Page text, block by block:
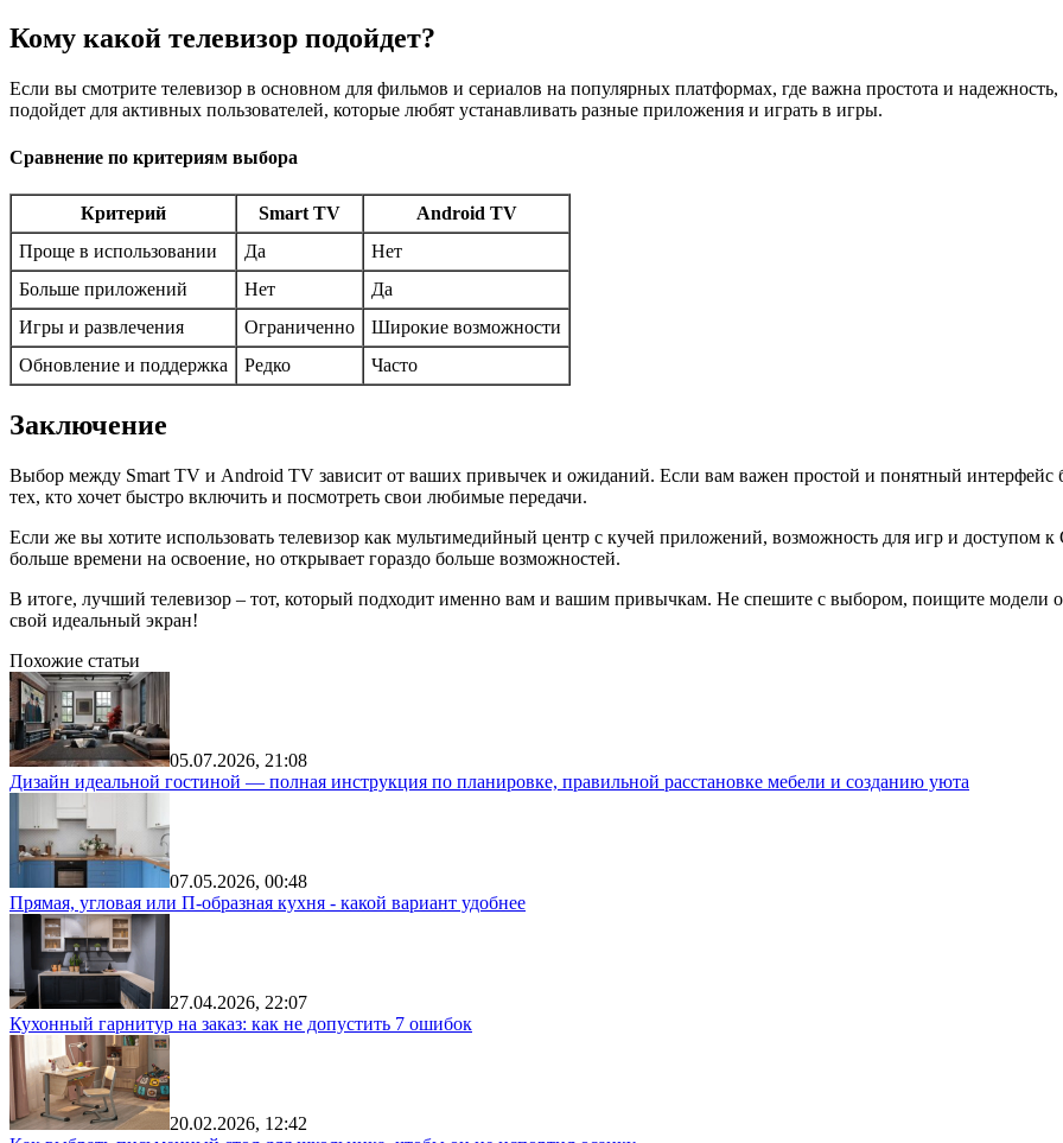
Кому какой телевизор подойдет?
Если вы смотрите телевизор в основном для фильмов и сериалов на популярных платформах, где важна простота и
подойдет для активных пользователей, которые любят устанавливать разные приложения и играть в игры.
Сравнение по критериям выбора
Критерий Smart TV
Android TV
Проще в использовании
Да
Нет
Больше приложений
Нет
Да
Игры и развлечения
Ограниченно
Широкие возможности
Обновление и поддержка
Редко Часто
Заключение
Выбор между Smart TV и Android TV зависит от ваших привычек и ожиданий. Если вам важен простой и понятный интерфейс
тех, кто хочет быстро включить и посмотреть свои любимые передачи.
Если же вы хотите использовать телевизор как мультимедийный центр с кучей приложений, возможность для игр и доступом
больше времени на освоение, но открывает гораздо больше возможностей.
В итоге, лучший телевизор – тот, который подходит именно вам и вашим привычкам. Не спешите с выбором, поищите модели
свой идеальный экран!
Похожие статьи
05.07.2026, 21:08
Дизайн идеальной гостиной — полная инструкция по планировке, правильной расстановке мебели и созданию уюта
07.05.2026, 00:48
Прямая, угловая или П-образная кухня - какой вариант удобнее
27.04.2026, 22:07
Кухонный гарнитур на заказ: как не допустить 7 ошибок
20.02.2026, 12:42